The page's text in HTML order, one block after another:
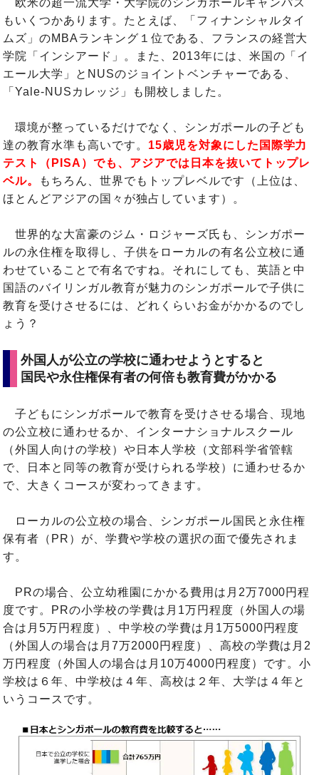
もいくつかあります。たとえば、「フィナンシャルタイ
ムズ」のMBAランキング１位である、フランスの経営大
学院「インシアード」。また、2013年には、米国の「イ
エール大学」とNUSのジョイントベンチャーである、
「Yale-NUSカレッジ」も開校しました。
環境が整っているだけでなく、シンガポールの子ども
達の教育水準も高いです。 15歳児を対象にした国際学力
テスト（PISA）でも、アジアでは日本を抜いてトップレ
ベル。
もちろん、世界でもトップレベルです（上位は、
ほとんどアジアの国々が独占しています）。
世界的な大富豪のジム・ロジャーズ氏も、シンガポー
ルの永住権を取得し、子供をローカルの有名公立校に通
わせていることで有名ですね。それにしても、英語と中
国語のバイリンガル教育が魅力のシンガポールで子供に
教育を受けさせるには、どれくらいお金がかかるのでし
ょう？
外国人が公立の学校に通わせようとすると
国民や永住権保有者の何倍も教育費がかかる
子どもにシンガポールで教育を受けさせる場合、現地
の公立校に通わせるか、インターナショナルスクール
（外国人向けの学校）や日本人学校（文部科学省管轄
で、日本と同等の教育が受けられる学校）に通わせるか
で、大きくコースが変わってきます。
ローカルの公立校の場合、シンガポール国民と永住権
保有者（PR）が、学費や学校の選択の面で優先されま
す。
PRの場合、公立幼稚園にかかる費用は月2万7000円程
度です。PRの小学校の学費は月1万円程度（外国人の場
合は月5万円程度）、中学校の学費は月1万5000円程度
（外国人の場合は月7万2000円程度）、高校の学費は月2
万円程度（外国人の場合は月10万4000円程度）です。小
学校は６年、中学校は４年、高校は２年、大学は４年と
いうコースです。